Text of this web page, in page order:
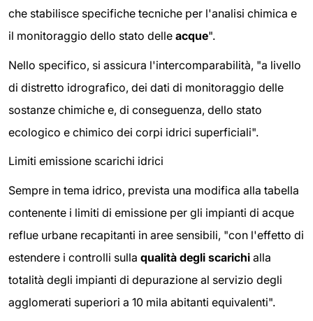
che stabilisce specifiche tecniche per l'analisi chimica e
il monitoraggio dello stato delle acque".
Nello specifico, si assicura l'intercomparabilità, "a livello
di distretto idrografico, dei dati di monitoraggio delle
sostanze chimiche e, di conseguenza, dello stato
ecologico e chimico dei corpi idrici superficiali".
Limiti emissione scarichi idrici
Sempre in tema idrico, prevista una modifica alla tabella
contenente i limiti di emissione per gli impianti di acque
reflue urbane recapitanti in aree sensibili, "con l'effetto di
estendere i controlli sulla qualità degli scarichi alla
totalità degli impianti di depurazione al servizio degli
agglomerati superiori a 10 mila abitanti equivalenti".